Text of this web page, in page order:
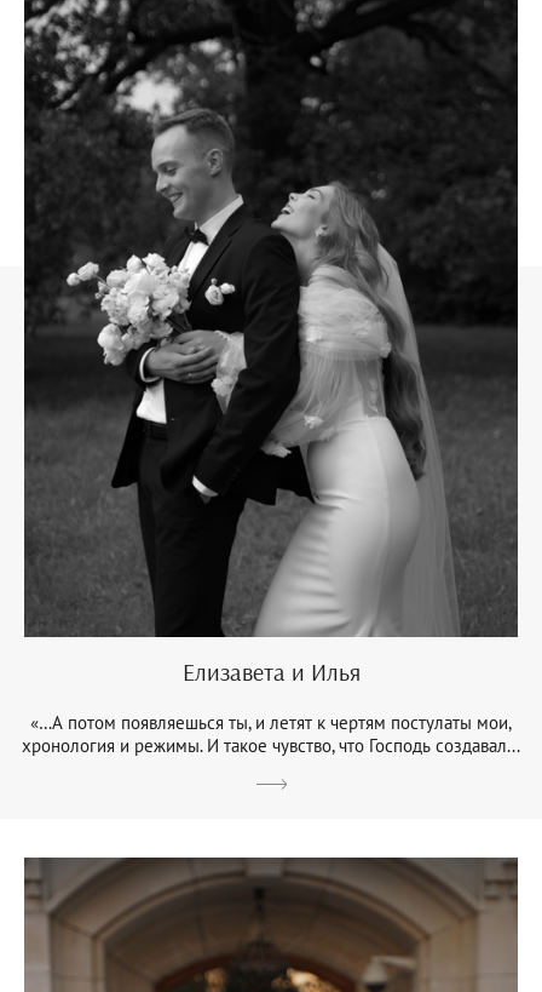
Елизавета и Илья
«…А потом появляешься ты, и летят к чертям постулаты мои,
хронология и режимы. И такое чувство, что Господь создавал...